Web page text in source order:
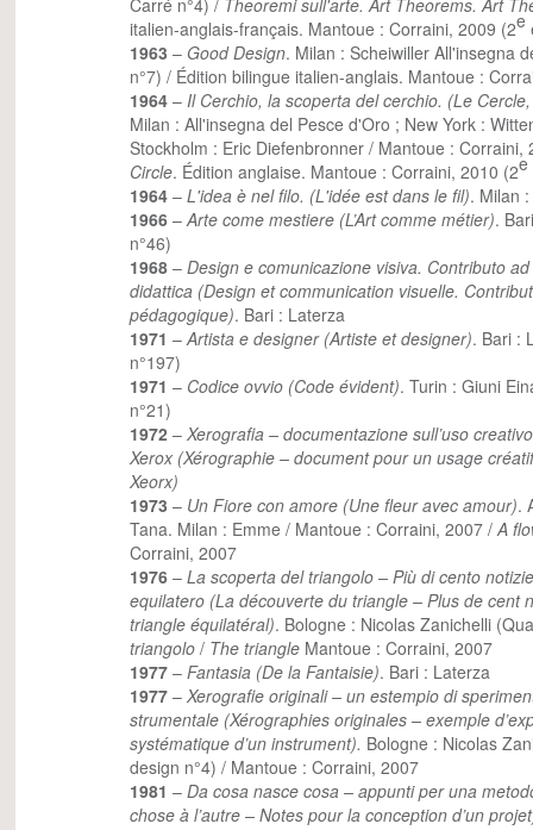
Carré n°4) / Theoremi sull'arte. Art Theorems. Art
italien-anglais-français. Mantoue : Corraini, 2009 (2e
1963 – Good Design. Milan : Scheiwiller All'insegna
n°7) / Édition bilingue italien-anglais. Mantoue :
1964 – Il Cerchio, la scoperta del cerchio. (Le
Milan : All'insegna del Pesce d'Oro ; New York :
Stockholm : Eric Diefenbronner / Mantoue : Corraini,
Circle. Édition anglaise. Mantoue : Corraini, 2010 (2e
1964 – L'idea è nel filo. (L'idée est dans le fil). Milan
1966 –Arte come mestiere (L’Art comme métier).
n°46)
1968 – Design e comunicazione visiva. Contributo
didattica (Design et communication visuelle.
pédagogique). Bari : Laterza
1971 –Artista e designer (Artiste et designer). Bari :
n°197)
1971 – Codice ovvio (Code évident). Turin : Giuni
n°21)
1972 – Xerografia – documentazione sull’uso
Xerox (Xérographie – document pour un usage
Xeorx)
1973 – Un Fiore con amore (Une fleur avec amour).
Tana. Milan : Emme / Mantoue : Corraini, 2007 /A
Corraini, 2007
1976 – La scoperta del triangolo – Più di cento
equilatero (La découverte du triangle – Plus de cent
triangle équilatéral). Bologne : Nicolas Zanichelli
triangolo / The triangle Mantoue : Corraini, 2007
1977 – Fantasia (De la Fantaisie). Bari : Laterza
1977 – Xerografie originali – un estempio di
strumentale (Xérographies originales – exemple
systématique d’un instrument). Bologne : Nicolas
design n°4) / Mantoue : Corraini, 2007
1981 – Da cosa nasce cosa – appunti per una
chose à l’autre – Notes pour la conception d’un